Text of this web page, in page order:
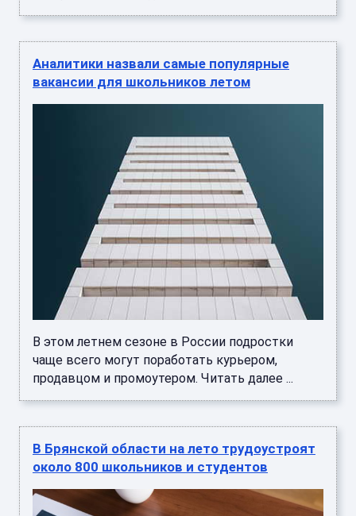
Аналитики назвали самые популярные
вакансии для школьников летом
В этом летнем сезоне в России подростки
чаще всего могут поработать курьером,
продавцом и промоутером. Читать далее ...
В Брянской области на лето трудоустроят
около 800 школьников и студентов